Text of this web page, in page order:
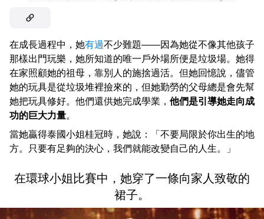
在成長過程中，她有過不少難題——因為她從不像其他孩子
那樣出門玩樂，她所知道的唯一戶外場所便是垃圾場。她得
在家照顧她的祖母，靠別人的施捨過活。但她回憶說，儘管
她的玩具是從垃圾堆裡撿來的，但她勤勞的父母總是會先幫
她把玩具修好。他們還供她完成學業， 他們是引導她走向成
功的巨大力量。
當她贏得泰國小姐桂冠時，她說：「不要局限於你出生的地
方。只要有足夠的決心，我們就能改變自己的人生。」
在環球小姐比賽中，她穿了一條向家人致敬的
裙子。